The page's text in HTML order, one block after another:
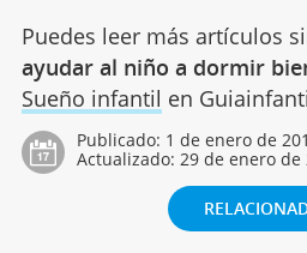
Puedes leer más artículos
ayudar al niño a dormir
Sueño infantil en
Publicado: 1 de enero de
Actualizado: 29 de enero de